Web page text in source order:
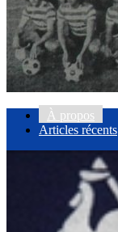
À propos
Articles récents